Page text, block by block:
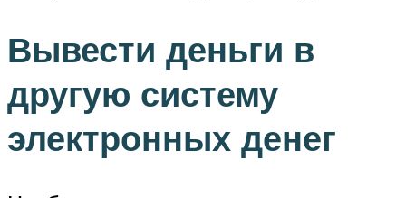
Вывести деньги в
другую систему
электронных денег